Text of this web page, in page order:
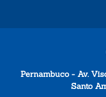
Pernambuco - Av.
Santo